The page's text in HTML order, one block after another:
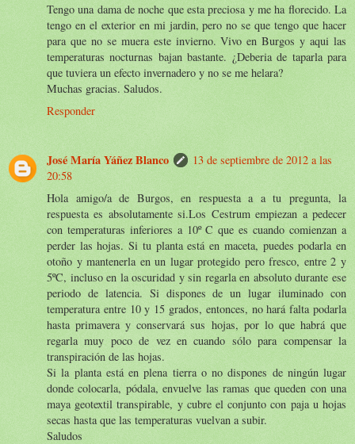
Tengo una dama de noche que esta preciosa y me ha florecido. La
tengo en el exterior en mi jardin, pero no se que tengo que hacer
para que no se muera este invierno. Vivo en Burgos y aqui las
temperaturas nocturnas bajan bastante. ¿Deberia de taparla para
que tuviera un efecto invernadero y no se me helara?
Muchas gracias. Saludos.
Responder
José María Yáñez Blanco
13 de septiembre de 2012 a las
20:58
Hola amigo/a de Burgos, en respuesta a a tu pregunta, la
respuesta es absolutamente si.Los Cestrum empiezan a pedecer
con temperaturas inferiores a 10º C que es cuando comienzan a
perder las hojas. Si tu planta está en maceta, puedes podarla en
otoño y mantenerla en un lugar protegido pero fresco, entre 2 y
5ºC, incluso en la oscuridad y sin regarla en absoluto durante ese
periodo de latencia. Si dispones de un lugar iluminado con
temperatura entre 10 y 15 grados, entonces, no hará falta podarla
hasta primavera y conservará sus hojas, por lo que habrá que
regarla muy poco de vez en cuando sólo para compensar la
transpiración de las hojas.
Si la planta está en plena tierra o no dispones de ningún lugar
donde colocarla, pódala, envuelve las ramas que queden con una
maya geotextil transpirable, y cubre el conjunto con paja u hojas
secas hasta que las temperaturas vuelvan a subir.
Saludos